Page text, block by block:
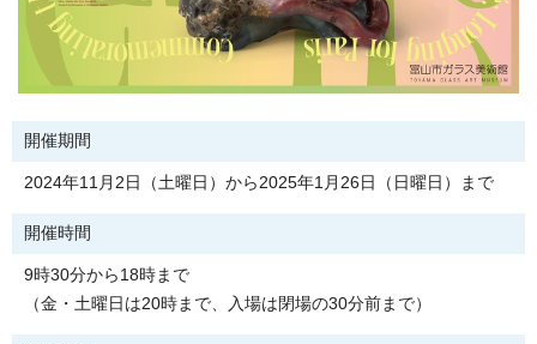
開催期間
2024年11月2日（土曜日）から2025年1月26日（日曜日）まで
開催時間
9時30分から18時まで
（金・土曜日は20時まで、入場は閉場の30分前まで）